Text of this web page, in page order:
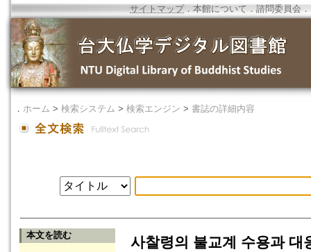
サイトマップ．本館について ． 諮問委員会 ．
． ホーム > 検索システム > 検索エンジン > 書誌の詳細内容
本文を読む
사찰령의 불교계 수용과